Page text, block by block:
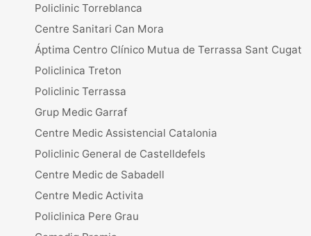
Policlinic Torreblanca
Centre Sanitari Can Mora
Áptima Centro Clínico Mutua de Terrassa Sant Cugat
Policlinica Treton
Policlinic Terrassa
Grup Medic Garraf
Centre Medic Assistencial Catalonia
Policlinic General de Castelldefels
Centre Medic de Sabadell
Centre Medic Activita
Policlinica Pere Grau